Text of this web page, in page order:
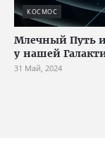
КОСМОС
Млечный Путь и
у нашей
31 Май, 2024